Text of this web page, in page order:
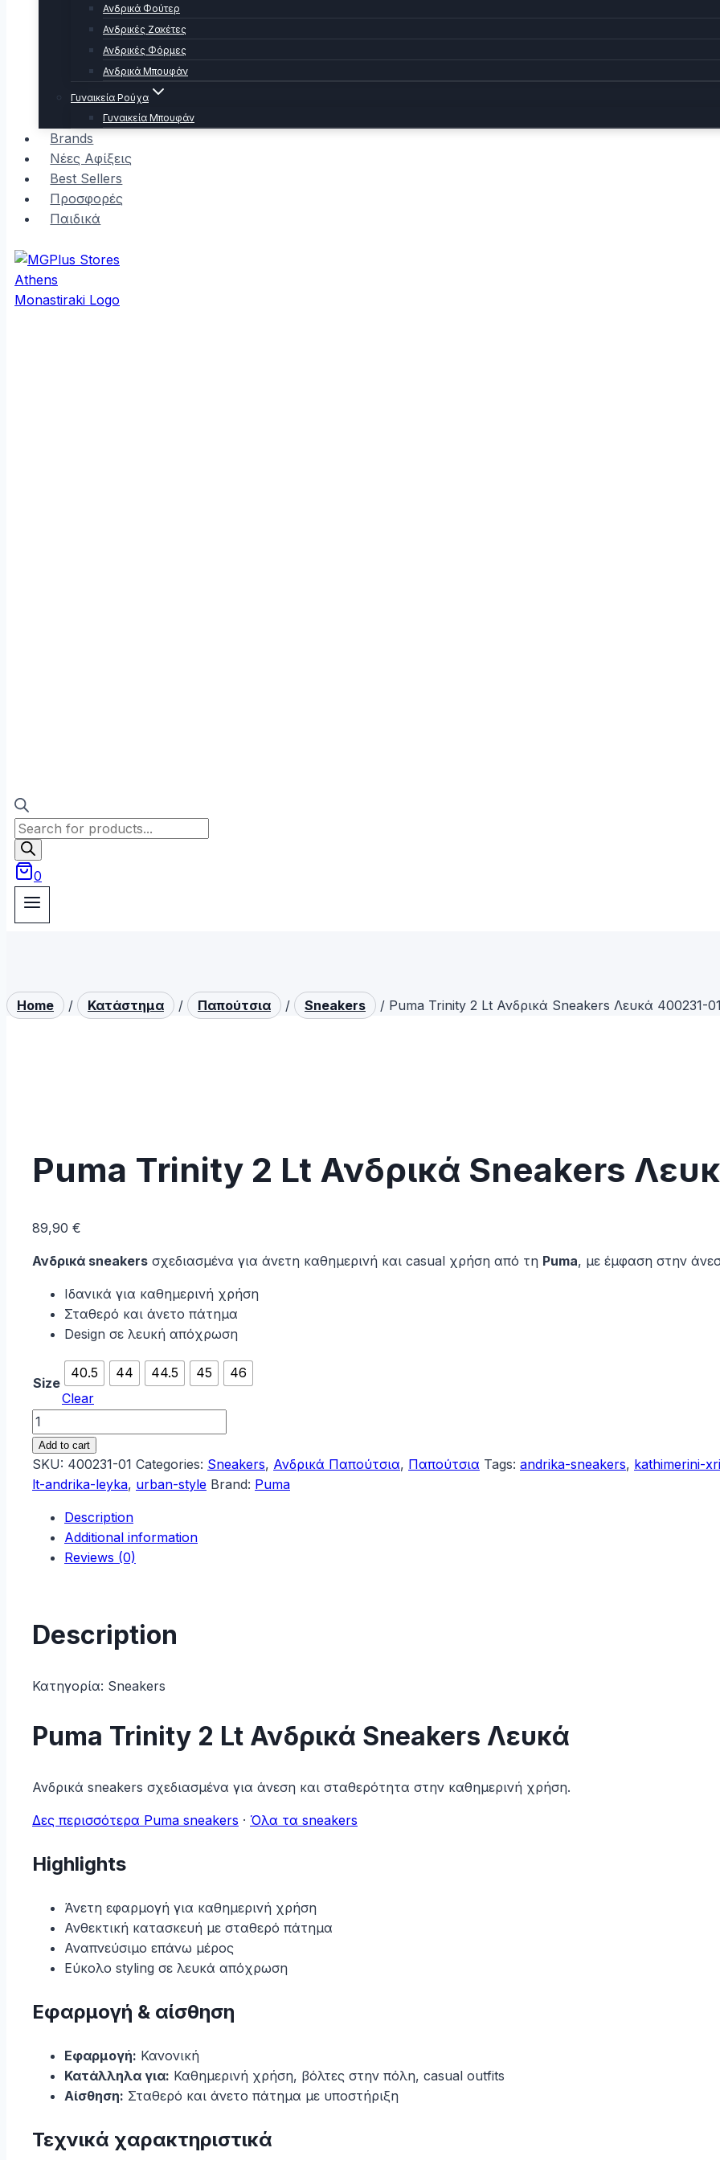
Ανδρικά Φούτερ
Ανδρικές Ζακέτες
Ανδρικές Φόρμες
Ανδρικά Μπουφάν
Γυναικεία Ρούχα
Γυναικεία Μπουφάν
Brands
Νέες Αφίξεις
Best Sellers
Προσφορές
Παιδικά
Products
search
0
Home / Κατάστημα / Παπούτσια / Sneakers / Puma Trinity 2 Lt Ανδρικά Sneakers Λευκά 400231-
Puma Trinity 2 Lt Ανδρικά Sneakers
89,90 €
Ανδρικά sneakers σχεδιασμένα για άνετη καθημερινή και casual χρήση από τη Puma, με έμφαση στην
Ιδανικά για καθημερινή χρήση
Σταθερό και άνετο πάτημα
Design σε λευκή απόχρωση
Size
40.5 44 44.5 45
46
Clear
Puma
Trinity
2
Lt
Sneakers
Λευκά
400231-
Add to cart
SKU: 400231-01 Categories: Sneakers, Ανδρικά Παπούτσια, Παπούτσια Tags: andrika-sneakers, kathimerini-
lt-andrika-leyka, urban-style Brand: Puma
Description
Additional information
Reviews (0)
Description
Κατηγορία: Sneakers
Puma Trinity 2 Lt Ανδρικά Sneakers Λευκά
Ανδρικά sneakers σχεδιασμένα για άνεση και σταθερότητα στην καθημερινή χρήση.
Δες περισσότερα Puma sneakers · Όλα τα sneakers
Highlights
Άνετη εφαρμογή για καθημερινή χρήση
Ανθεκτική κατασκευή με σταθερό πάτημα
Αναπνεύσιμο επάνω μέρος
Εύκολο styling σε λευκά απόχρωση
Εφαρμογή & αίσθηση
Εφαρμογή: Κανονική
Κατάλληλα για: Καθημερινή χρήση, βόλτες στην πόλη, casual outfits
Αίσθηση: Σταθερό και άνετο πάτημα με υποστήριξη
Τεχνικά χαρακτηριστικά